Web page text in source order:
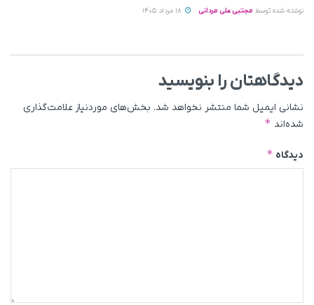
نوشته شده توسط مجتبی علی مردانی
دیدگاهتان را بنویسید
نشانی ایمیل شما منتشر نخواهد شد. بخش‌های موردنیاز علامت‌گذاری
شده‌اند *
دیدگاه *